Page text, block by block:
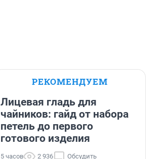
РЕКОМЕНДУЕМ
Лицевая гладь для
чайников: гайд от набора
петель до первого
готового изделия
5 часов 2 936 Обсудить